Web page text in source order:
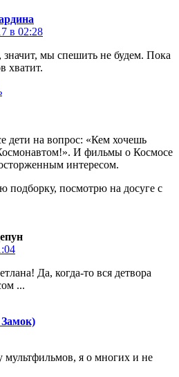
в 02:28
значит, мы спешить не будем. Пока
хватит.
дети на вопрос: «Кем хочешь
И фильмы о Космосе
интересом.
подборку, посмотрю на досуге с
Да, когда-то вся детвора
...
мультфильмов, я о многих и не